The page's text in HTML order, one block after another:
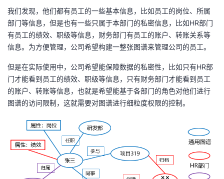
者
学
堂
我
的
课
我
的
我
支
持
我
的
技
术
我
的
云
我们发现，他们都有员工的一些基本信息，比如员工的岗位、所属
部门等信息，但是也有一些只属于本部门的私密信息，比如HR部门
有员工的绩效、职级等信息，财务部门有员工的账户、转账关系等
信息。为方便管理，公司希望构建一整张图谱来管理公司的员工。
但是在实际使用中，公司希望能保障数据的私密性，比如只有HR部
门才能看到员工的绩效、职级等信息，只有财务部门才能看到员工
的账户、转账等信息，也就是希望能基于各部门的角色对他们进行
图谱的访问限制，这就需要对图谱进行细粒度权限的控制。